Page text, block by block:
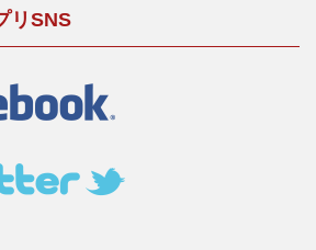
リSNS